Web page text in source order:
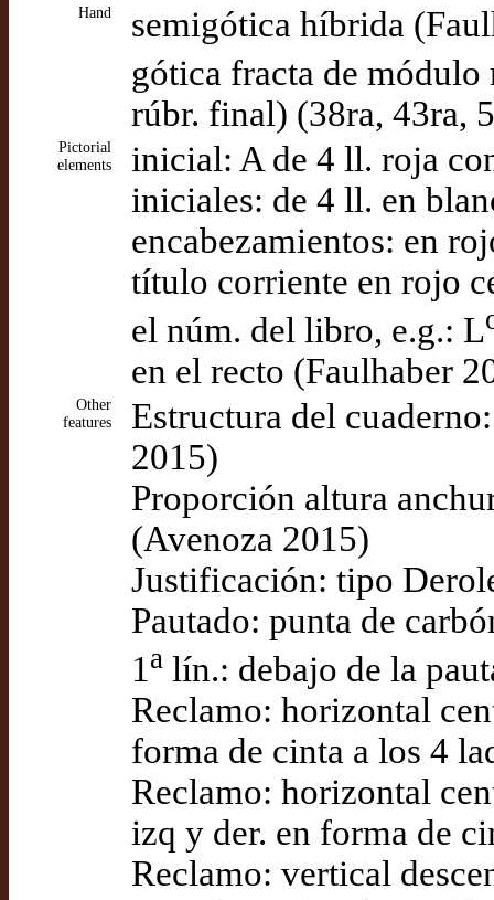
Hand
semigótica híbrida
gótica fracta de módulo
rúbr. final) (38ra, 43ra,
Pictorial
elements
inicial: A de 4 ll. roja
iniciales: de 4 ll. en
encabezamientos: en
título corriente en rojo
el núm. del libro, e.g.: L
en el recto (Faulhaber
Other
features
Estructura del
2015)
Proporción altura
(Avenoza 2015)
Justificación: tipo
Pautado: punta de
1 a lín.: debajo de la
Reclamo: horizontal
forma de cinta a los 4
Reclamo: horizontal
izq y der. en forma de
Reclamo: vertical